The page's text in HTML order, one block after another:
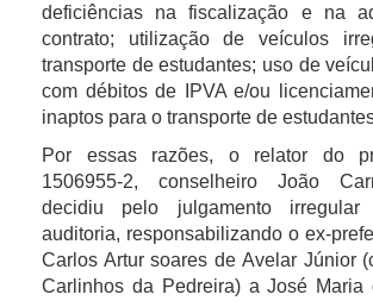
deficiências na fiscalização e na
contrato; utilização de veículos
transporte de estudantes; uso de
com débitos de IPVA e/ou
inaptos para o transporte de
Por essas razões, o relator do
1506955-2, conselheiro João
decidiu pelo julgamento
auditoria, responsabilizando o ex-
Carlos Artur soares de Avelar Júnior
Carlinhos da Pedreira) a José Maria